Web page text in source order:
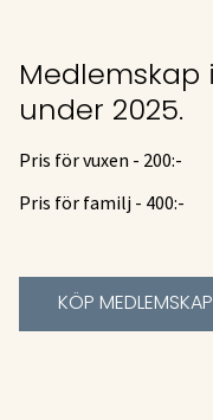
Medlemskap
under 2025.
Pris för vuxen - 200:-
Pris för familj - 400:-
KÖP MEDLEMSKAP